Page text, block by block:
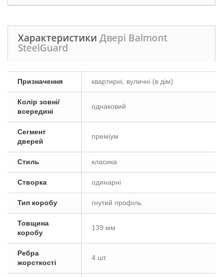
Характеристики Двері Balmont
SteelGuard
Призначення квартирні, вуличні (в дім)
Колір зовні/
всередині
однаковий
Сегмент
дверей
преміум
Стиль класика
Створка одинарні
Тип коробу гнутий профіль
Товщина
коробу
139 мм
Ребра
жорсткості
4 шт.